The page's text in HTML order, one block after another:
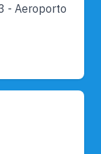
- Aeroporto